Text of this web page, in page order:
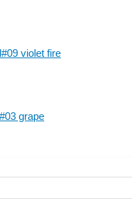
violet fire
grape